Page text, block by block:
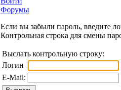
Форумы
Если вы забыли пароль, введите
Контрольная строка для смены
Выслать контрольную строку:
Логин
E-Mail: